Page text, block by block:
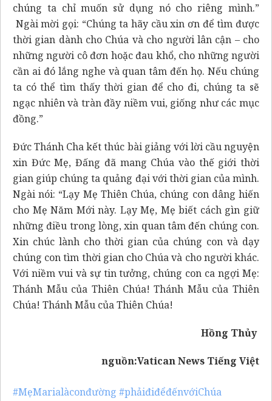
chúng ta chỉ muốn sử dụng nó cho riêng mình.”
Ngài mời gọi: “Chúng ta hãy cầu xin ơn để tìm được
thời gian dành cho Chúa và cho người lân cận – cho
những người cô đơn hoặc đau khổ, cho những người
cần ai đó lắng nghe và quan tâm đến họ. Nếu chúng
ta có thể tìm thấy thời gian để cho đi, chúng ta sẽ
ngạc nhiên và tràn đầy niềm vui, giống như các mục
đồng.”
Đức Thánh Cha kết thúc bài giảng với lời cầu nguyện
xin Đức Mẹ, Đấng đã mang Chúa vào thế giới thời
gian giúp chúng ta quảng đại với thời gian của mình.
Ngài nói: “Lạy Mẹ Thiên Chúa, chúng con dâng hiến
cho Mẹ Năm Mới này. Lạy Mẹ, Mẹ biết cách gìn giữ
những điều trong lòng, xin quan tâm đến chúng con.
Xin chúc lành cho thời gian của chúng con và dạy
chúng con tìm thời gian cho Chúa và cho người khác.
Với niềm vui và sự tin tưởng, chúng con ca ngợi Mẹ:
Thánh Mẫu của Thiên Chúa! Thánh Mẫu của Thiên
Chúa! Thánh Mẫu của Thiên Chúa!
Hồng Thủy
nguồn:Vatican News Tiếng Việt
#MẹMarialàconđường #phảiđiđểđếnvớiChúa